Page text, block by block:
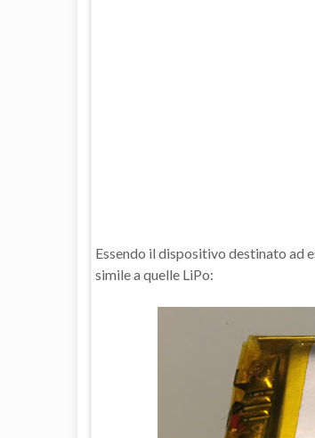
Essendo il dispositivo destinato ad
simile a quelle LiPo: